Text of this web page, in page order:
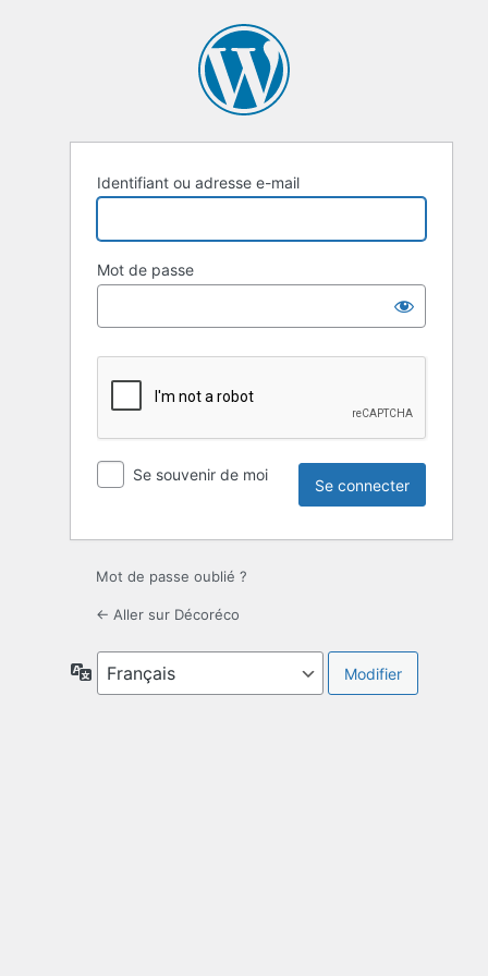
Identifiant ou adresse e-mail
Mot de passe
Se souvenir de moi
Mot de passe oublié ?
← Aller sur Décoréco
Langue